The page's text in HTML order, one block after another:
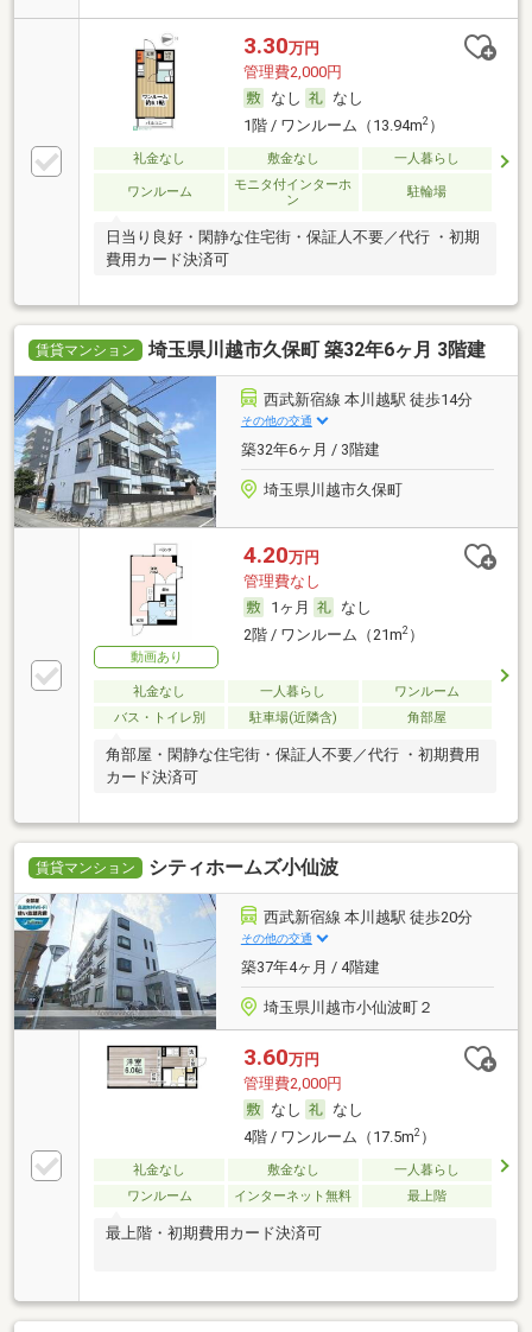
3.30万円
管理費2,000円
なし
なし
1階 / ワンルーム（13.94m2）
礼金なし 敷金なし 一人暮らし
ワンルーム
モニタ付インターホ
ン
駐輪場
日当り良好・閑静な住宅街・保証人不要／代行 ・初期
費用カード決済可
賃貸マンション 埼玉県川越市久保町 築32年6ヶ月 3階建
西武新宿線 本川越駅 徒歩14分
その他の交通
築32年6ヶ月 / 3階建
埼玉県川越市久保町
動画あり
4.20万円
管理費なし
1ヶ月
なし
2階 / ワンルーム（21m2）
礼金なし 一人暮らし
ワンルーム
バス・トイレ別
駐車場(近隣含) 角部屋
角部屋・閑静な住宅街・保証人不要／代行 ・初期費用
カード決済可
賃貸マンション シティホームズ小仙波
西武新宿線 本川越駅 徒歩20分
その他の交通
築37年4ヶ月 / 4階建
埼玉県川越市小仙波町２
3.60万円
管理費2,000円
なし
なし
4階 / ワンルーム（17.5m2）
礼金なし 敷金なし
一人暮らし
ワンルーム
インターネット無料 最上階
最上階・初期費用カード決済可